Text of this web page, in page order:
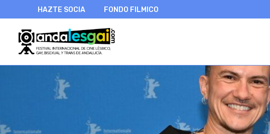
HAZTE SOCIA FONDO FILMICO